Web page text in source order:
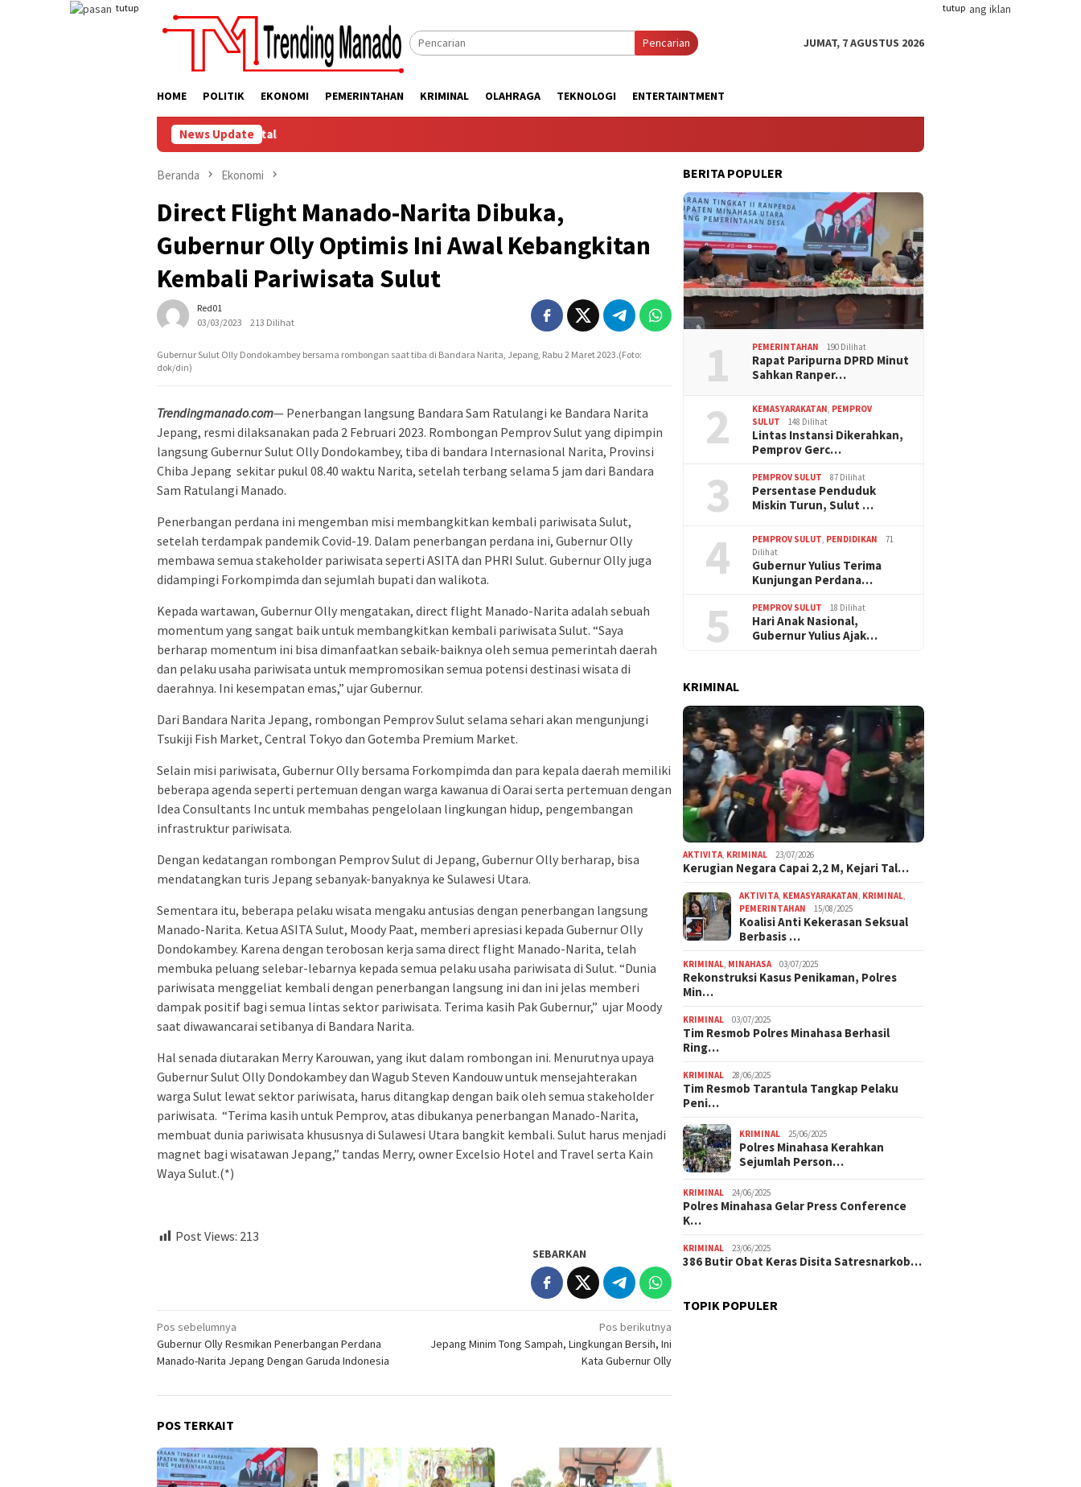
tutup tutup
Pencarian JUMAT, 7 AGUSTUS 2026
HOME POLITIK EKONOMI PEMERINTAHAN KRIMINAL OLAHRAGA TEKNOLOGI ENTERTAINTMENT
News Update
Lingkungan dan Ruang Digital
Beranda Ekonomi
Direct Flight Manado-Narita Dibuka,
Gubernur Olly Optimis Ini Awal Kebangkitan
Kembali Pariwisata Sulut
Red01
03/03/2023
213 Dilihat
Gubernur Sulut Olly Dondokambey bersama rombongan saat tiba di Bandara Narita, Jepang, Rabu 2 Maret 2023.(Foto:
dok/din)
Trendingmanado.com— Penerbangan langsung Bandara Sam Ratulangi ke Bandara Narita
Jepang, resmi dilaksanakan pada 2 Februari 2023. Rombongan Pemprov Sulut yang dipimpin
langsung Gubernur Sulut Olly Dondokambey, tiba di bandara Internasional Narita, Provinsi
Chiba Jepang sekitar pukul 08.40 waktu Narita, setelah terbang selama 5 jam dari Bandara
Sam Ratulangi Manado.
Penerbangan perdana ini mengemban misi membangkitkan kembali pariwisata Sulut,
setelah terdampak pandemik Covid-19. Dalam penerbangan perdana ini, Gubernur Olly
membawa semua stakeholder pariwisata seperti ASITA dan PHRI Sulut. Gubernur Olly juga
didampingi Forkompimda dan sejumlah bupati dan walikota.
Kepada wartawan, Gubernur Olly mengatakan, direct flight Manado-Narita adalah sebuah
momentum yang sangat baik untuk membangkitkan kembali pariwisata Sulut. “Saya
berharap momentum ini bisa dimanfaatkan sebaik-baiknya oleh semua pemerintah daerah
dan pelaku usaha pariwisata untuk mempromosikan semua potensi destinasi wisata di
daerahnya. Ini kesempatan emas,” ujar Gubernur.
Dari Bandara Narita Jepang, rombongan Pemprov Sulut selama sehari akan mengunjungi
Tsukiji Fish Market, Central Tokyo dan Gotemba Premium Market.
Selain misi pariwisata, Gubernur Olly bersama Forkompimda dan para kepala daerah memiliki
beberapa agenda seperti pertemuan dengan warga kawanua di Oarai serta pertemuan dengan
Idea Consultants Inc untuk membahas pengelolaan lingkungan hidup, pengembangan
infrastruktur pariwisata.
Dengan kedatangan rombongan Pemprov Sulut di Jepang, Gubernur Olly berharap, bisa
mendatangkan turis Jepang sebanyak-banyaknya ke Sulawesi Utara.
Sementara itu, beberapa pelaku wisata mengaku antusias dengan penerbangan langsung
Manado-Narita. Ketua ASITA Sulut, Moody Paat, memberi apresiasi kepada Gubernur Olly
Dondokambey. Karena dengan terobosan kerja sama direct flight Manado-Narita, telah
membuka peluang selebar-lebarnya kepada semua pelaku usaha pariwisata di Sulut. “Dunia
pariwisata menggeliat kembali dengan penerbangan langsung ini dan ini jelas memberi
dampak positif bagi semua lintas sektor pariwisata. Terima kasih Pak Gubernur,” ujar Moody
saat diwawancarai setibanya di Bandara Narita.
Hal senada diutarakan Merry Karouwan, yang ikut dalam rombongan ini. Menurutnya upaya
Gubernur Sulut Olly Dondokambey dan Wagub Steven Kandouw untuk mensejahterakan
warga Sulut lewat sektor pariwisata, harus ditangkap dengan baik oleh semua stakeholder
pariwisata. “Terima kasih untuk Pemprov, atas dibukanya penerbangan Manado-Narita,
membuat dunia pariwisata khususnya di Sulawesi Utara bangkit kembali. Sulut harus menjadi
magnet bagi wisatawan Jepang,” tandas Merry, owner Excelsio Hotel and Travel serta Kain
Waya Sulut.(*)
Post Views: 213
SEBARKAN
Navigasi
pos
Pos sebelumnya
Gubernur Olly Resmikan Penerbangan Perdana
Manado-Narita Jepang Dengan Garuda Indonesia
Pos berikutnya
Jepang Minim Tong Sampah, Lingkungan Bersih, Ini
Kata Gubernur Olly
POS TERKAIT
BERITA POPULER
1 PEMERINTAHAN 190 Dilihat
Rapat Paripurna DPRD Minut
Sahkan Ranper…
2 KEMASYARAKATAN PEMPROV
SULUT
148 Dilihat
Lintas Instansi Dikerahkan,
Pemprov Gerc…
3 PEMPROV SULUT 87 Dilihat
Persentase Penduduk
Miskin Turun, Sulut …
4 PEMPROV SULUT PENDIDIKAN
71
Dilihat
Gubernur Yulius Terima
Kunjungan Perdana…
5 PEMPROV SULUT 18 Dilihat
Hari Anak Nasional,
Gubernur Yulius Ajak…
KRIMINAL
AKTIVITA KRIMINAL 23/07/2026
Kerugian Negara Capai 2,2 M, Kejari Tal…
AKTIVITA KEMASYARAKATAN KRIMINAL
PEMERINTAHAN
15/08/2025
Koalisi Anti Kekerasan Seksual
Berbasis …
KRIMINAL MINAHASA 03/07/2025
Rekonstruksi Kasus Penikaman, Polres
Min…
KRIMINAL 03/07/2025
Tim Resmob Polres Minahasa Berhasil
Ring…
KRIMINAL 28/06/2025
Tim Resmob Tarantula Tangkap Pelaku
Peni…
KRIMINAL 25/06/2025
Polres Minahasa Kerahkan
Sejumlah Person…
KRIMINAL 24/06/2025
Polres Minahasa Gelar Press Conference
K…
KRIMINAL 23/06/2025
386 Butir Obat Keras Disita Satresnarkob…
TOPIK POPULER